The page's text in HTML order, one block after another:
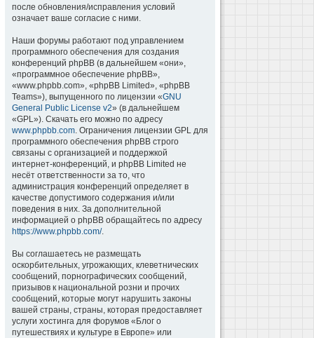
после обновления/исправления условий
означает ваше согласие с ними.
Наши форумы работают под управлением
программного обеспечения для создания
конференций phpBB (в дальнейшем «они»,
«программное обеспечение phpBB»,
«www.phpbb.com», «phpBB Limited», «phpBB
Teams»), выпущенного по лицензии «GNU
General Public License v2» (в дальнейшем
«GPL»). Скачать его можно по адресу
www.phpbb.com. Ограничения лицензии GPL для
программного обеспечения phpBB строго
связаны с организацией и поддержкой
интернет-конференций, и phpBB Limited не
несёт ответственности за то, что
администрация конференций определяет в
качестве допустимого содержания и/или
поведения в них. За дополнительной
информацией о phpBB обращайтесь по адресу
https://www.phpbb.com/.
Вы соглашаетесь не размещать
оскорбительных, угрожающих, клеветнических
сообщений, порнографических сообщений,
призывов к национальной розни и прочих
сообщений, которые могут нарушить законы
вашей страны, страны, которая предоставляет
услуги хостинга для форумов «Блог о
путешествиях и культуре в Европе» или